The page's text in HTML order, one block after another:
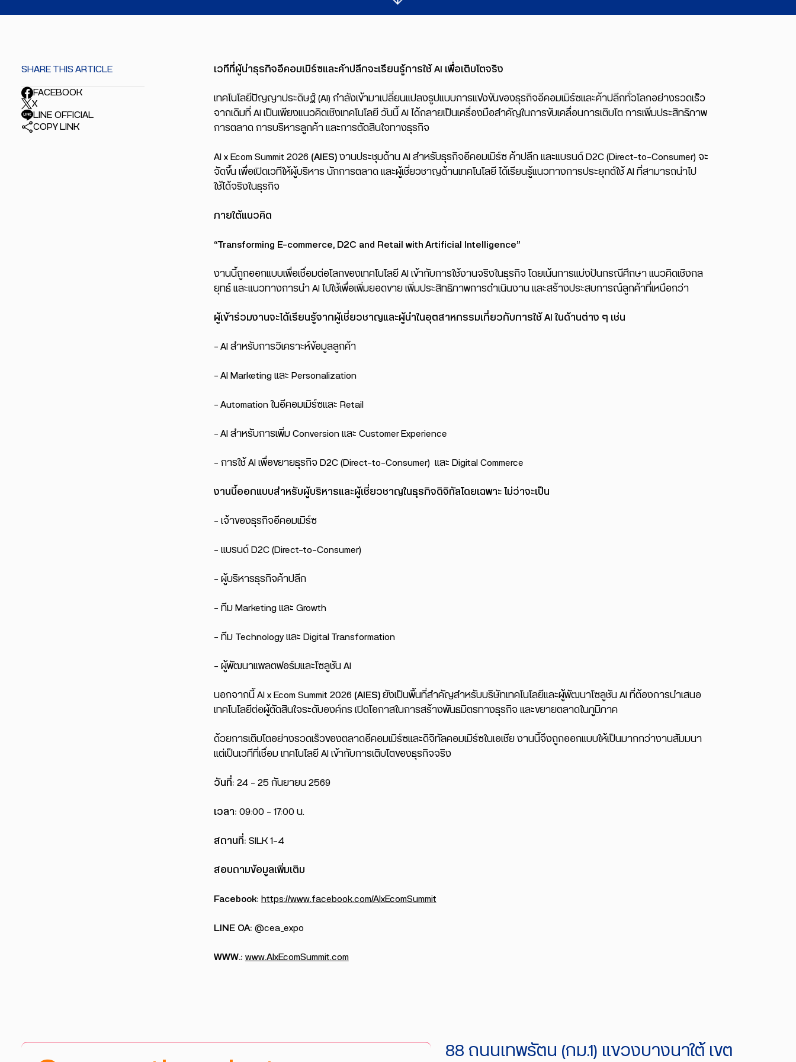
เวทีที่ผู้นำธุรกิจอีคอมเมิร์ซและค้าปลีกจะเรียนรู้การใช้ AI เพื่อเติบโตจริง
เทคโนโลยีปัญญาประดิษฐ์ (AI) กำลังเข้ามาเปลี่ยนแปลงรูปแบบการแข่งขันของธุรกิจอีคอมเมิร์ซและค้าปลีกทั่วโลกอย่างรวดเร็ว
จากเดิมที่ AI เป็นเพียงแนวคิดเชิงเทคโนโลยี วันนี้ AI ได้กลายเป็นเครื่องมือสำคัญในการขับเคลื่อนการเติบโต การเพิ่มประสิทธิภาพ
การตลาด การบริหารลูกค้า และการตัดสินใจทางธุรกิจ
AI x Ecom Summit 2026 (AIES)งานประชุมด้าน AI สำหรับธุรกิจอีคอมเมิร์ซ ค้าปลีก และแบรนด์ D2C (Direct-to-Consumer) จะ
จัดขึ้น เพื่อเปิดเวทีให้ผู้บริหาร นักการตลาด และผู้เชี่ยวชาญด้านเทคโนโลยี ได้เรียนรู้แนวทางการประยุกต์ใช้ AI ที่สามารถนำไป
ใช้ได้จริงในธุรกิจ
ภายใต้แนวคิด
“Transforming E-commerce, D2C and Retail with Artificial Intelligence”
งานนี้ถูกออกแบบเพื่อเชื่อมต่อโลกของเทคโนโลยี AI เข้ากับการใช้งานจริงในธุรกิจ โดยเน้นการแบ่งปันกรณีศึกษา แนวคิดเชิงกล
ยุทธ์ และแนวทางการนำ AI ไปใช้เพื่อเพิ่มยอดขาย เพิ่มประสิทธิภาพการดำเนินงาน และสร้างประสบการณ์ลูกค้าที่เหนือกว่า
ผู้เข้าร่วมงานจะได้เรียนรู้จากผู้เชี่ยวชาญและผู้นำในอุตสาหกรรมเกี่ยวกับการใช้ AI ในด้านต่าง ๆ เช่น
– AI สำหรับการวิเคราะห์ข้อมูลลูกค้า
– AI Marketing และ Personalization
– Automation ในอีคอมเมิร์ซและ Retail
– AI สำหรับการเพิ่ม Conversion และ Customer Experience
– การใช้ AI เพื่อขยายธุรกิจ D2C (Direct-to-Consumer) และ Digital Commerce
งานนี้ออกแบบสำหรับผู้บริหารและผู้เชี่ยวชาญในธุรกิจดิจิทัลโดยเฉพาะ ไม่ว่าจะเป็น
– เจ้าของธุรกิจอีคอมเมิร์ซ
– แบรนด์ D2C (Direct-to-Consumer)
– ผู้บริหารธุรกิจค้าปลีก
– ทีม Marketing และ Growth
– ทีม Technology และ Digital Transformation
– ผู้พัฒนาแพลตฟอร์มและโซลูชัน AI
นอกจากนี้ AI x Ecom Summit 2026 (AIES) ยังเป็นพื้นที่สำคัญสำหรับบริษัทเทคโนโลยีและผู้พัฒนาโซลูชัน AI ที่ต้องการนำเสนอ
เทคโนโลยีต่อผู้ตัดสินใจระดับองค์กร เปิดโอกาสในการสร้างพันธมิตรทางธุรกิจ และขยายตลาดในภูมิภาค
ด้วยการเติบโตอย่างรวดเร็วของตลาดอีคอมเมิร์ซและดิจิทัลคอมเมิร์ซในเอเชีย งานนี้จึงถูกออกแบบให้เป็นมากกว่างานสัมมนา
แต่เป็นเวทีที่เชื่อม เทคโนโลยี AI เข้ากับการเติบโตของธุรกิจจริง
วันที่: 24 – 25 กันยายน 2569
เวลา: 09:00 – 17:00 น.
สถานที่: SILK 1-4
สอบถามข้อมูลเพิ่มเติม
Facebook: https://www.facebook.com/AIxEcomSummit
LINE OA: @cea_expo
WWW.: www.AIxEcomSummit.com
SHARE THIS ARTICLE
FACEBOOK
X
LINE OFFICIAL
COPY LINK
88 ถนนเทพรัตน (กม.1) แขวงบางนาใต้ เขต